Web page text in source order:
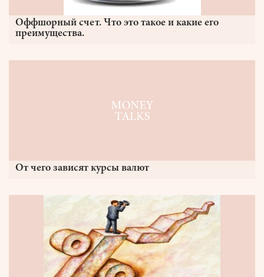
Оффшорный счет. Что это такое и какие его
преимущества.
От чего зависят курсы валют